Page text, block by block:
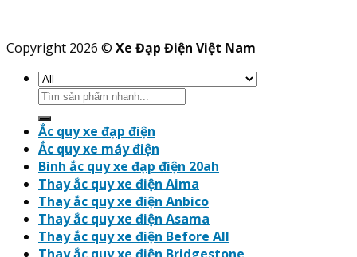
Copyright 2026 © Xe Đạp Điện Việt Nam
Search
for:
Ắc quy xe đạp điện
Ắc quy xe máy điện
Bình ắc quy xe đạp điện 20ah
Thay ắc quy xe điện Aima
Thay ắc quy xe điện Anbico
Thay ắc quy xe điện Asama
Thay ắc quy xe điện Before All